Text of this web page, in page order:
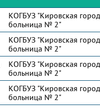
КОГБУЗ "Кировская
больница № 2"
КОГБУЗ "Кировская
больница № 2"
КОГБУЗ "Кировская
больница № 2"
КОГБУЗ "Кировская
больница № 2"